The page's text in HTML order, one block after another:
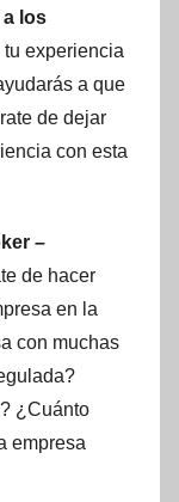
a los
experiencia
a que
de dejar
con esta
–
de hacer
en la
con muchas
¿Cuánto
empresa